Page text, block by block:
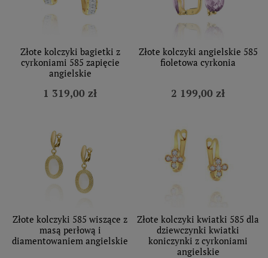
Złote kolczyki bagietki z
cyrkoniami 585 zapięcie
angielskie
1 319,00 zł
Złote kolczyki angielskie 585
fioletowa cyrkonia
2 199,00 zł
Złote kolczyki 585 wiszące z
masą perłową i
diamentowaniem angielskie
Złote kolczyki kwiatki 585 dla
dziewczynki kwiatki
koniczynki z cyrkoniami
angielskie